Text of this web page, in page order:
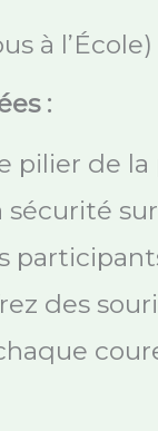
à l’École)
:
pilier de
sécurité
des